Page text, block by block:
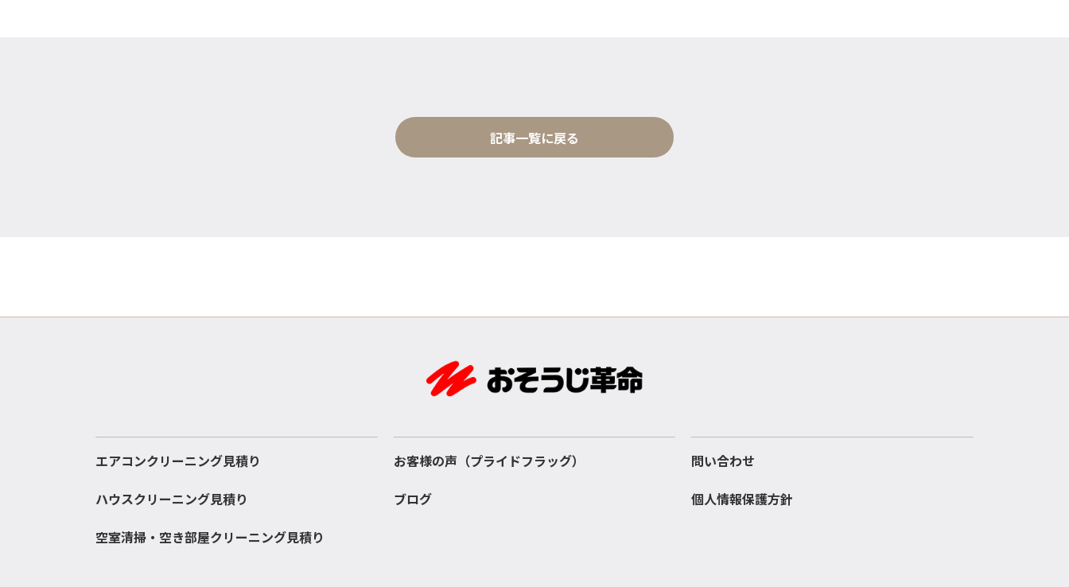
記事一覧に戻る
エアコンクリーニング見積り
ハウスクリーニング見積り
空室清掃・空き部屋クリーニング見積り
お客様の声（プライドフラッグ）
ブログ
問い合わせ
個人情報保護方針